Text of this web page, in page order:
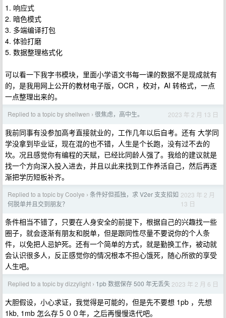
1. 响应式
2. 暗色模式
3. 多端编译打包
4. 体验打磨
5. 数据整理格式化
可以看一下我字书模块，里面小学语文书每一课的数据不是现成就有
的，是我用网上公开的教材电子版，OCR ，校对，AI 转格式，一点
一点整理出来的。
Replied to a topic by shellwen › 很焦虑，高中生。 2023 年 2 月 13 日
我前同事有没参加高考直接就业的，工作几年以后自考。还有 大学同
学没拿到毕业证，现在混的也不错，人生是个长跑，没有过不去的
坎。况且感觉你有编程的天赋，已经比同龄人强了。我给的建议就是
找一个方向深入投入进去，并且以此来找到工作养活自己，然后再逐
渐把学历短板补齐。
Replied to a topic by Coolye › 条件好但孤独，求 V2er 支支招如
何脱单并且交到朋友？
2023 年 2 月
13 日
条件相当不错了，只要在人身安全的前提下，根据自己的兴趣找一些
圈子，就会逐渐有朋友和脱单，但是跟同性尽量不要说你的个人条
件，以免把人忌妒死。还有一个简单的方式，就是勤换工作，被动就
会认识很多人，反正感觉你的情况根本不担心饿死，随心所欲的享受
人生吧。
Replied to a topic by dizzylight › 1pb 数据保存 500 年无丢失 2023 年 2 月 6 日
大胆假设，小心求证，我觉得是可能的，但是先不要想 1pb ，先想
1kb, 1mb 怎么存５００年，之后再慢慢迭代吧。